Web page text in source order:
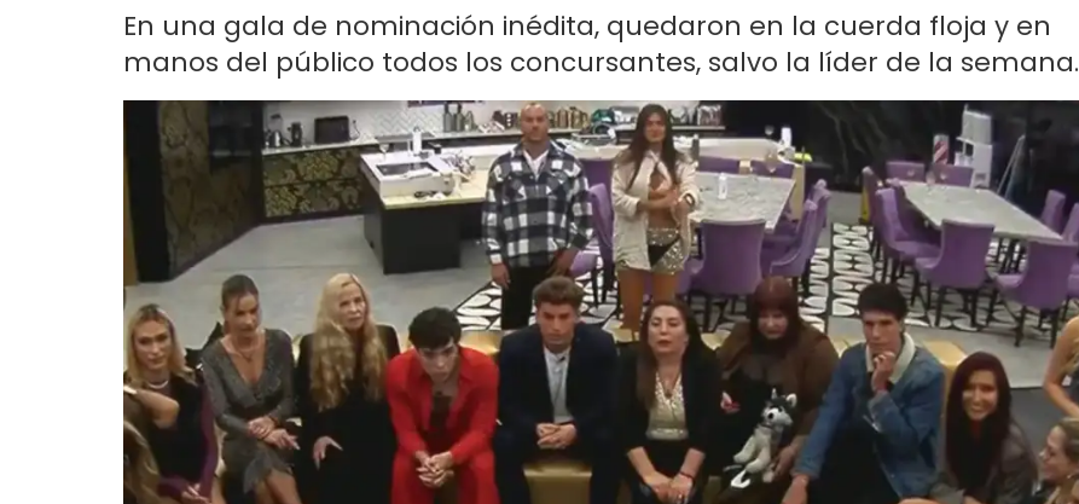
En una gala de nominación inédita, quedaron en la cuerda floja y en
manos del público todos los concursantes, salvo la líder de la semana.